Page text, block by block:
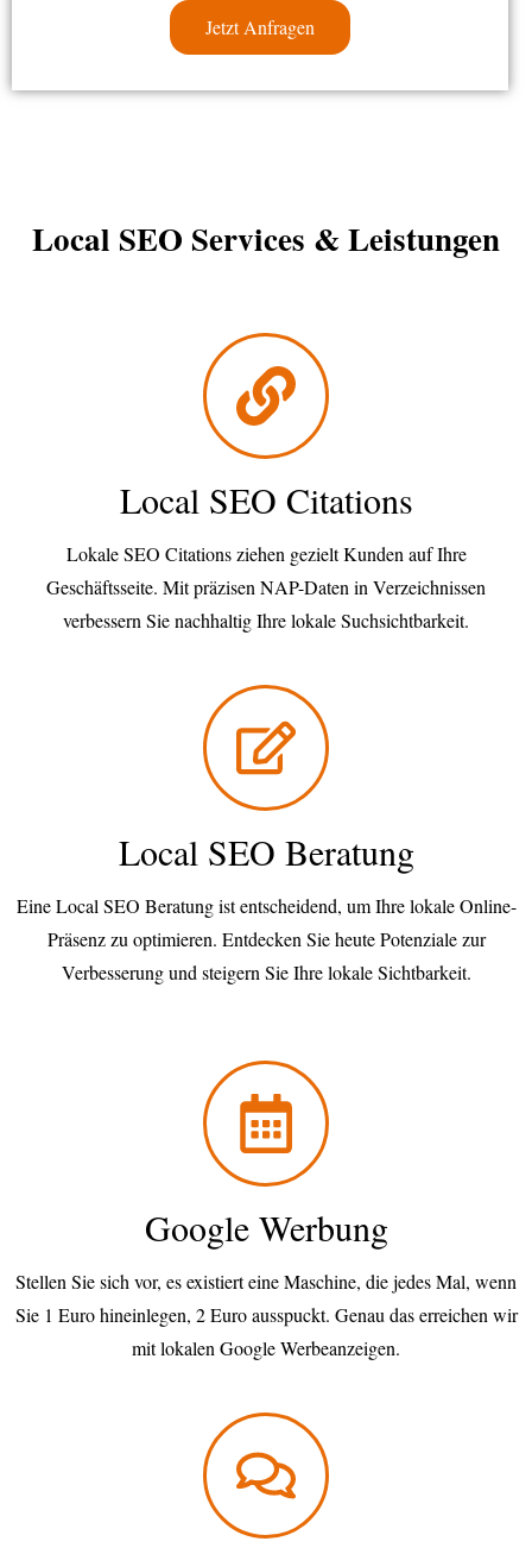
Jetzt Anfragen
Local SEO Services & Leistungen
Local SEO Citations
Lokale SEO Citations ziehen gezielt Kunden auf Ihre
Geschäftsseite. Mit präzisen NAP-Daten in Verzeichnissen
verbessern Sie nachhaltig Ihre lokale Suchsichtbarkeit.
Local SEO Beratung
Eine Local SEO Beratung ist entscheidend, um Ihre lokale Online-
Präsenz zu optimieren. Entdecken Sie heute Potenziale zur
Verbesserung und steigern Sie Ihre lokale Sichtbarkeit.
Google Werbung
Stellen Sie sich vor, es existiert eine Maschine, die jedes Mal, wenn
Sie 1 Euro hineinlegen, 2 Euro ausspuckt. Genau das erreichen wir
mit lokalen Google Werbeanzeigen.